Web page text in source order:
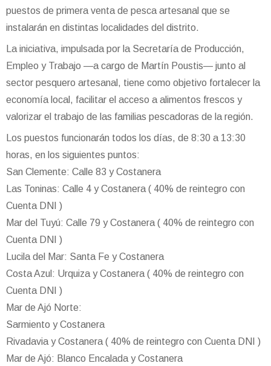
puestos de primera venta de pesca artesanal que se
instalarán en distintas localidades del distrito.
La iniciativa, impulsada por la Secretaría de Producción,
Empleo y Trabajo —a cargo de Martín Poustis— junto al
sector pesquero artesanal, tiene como objetivo fortalecer la
economía local, facilitar el acceso a alimentos frescos y
valorizar el trabajo de las familias pescadoras de la región.
Los puestos funcionarán todos los días, de 8:30 a 13:30
horas, en los siguientes puntos:
San Clemente: Calle 83 y Costanera
Las Toninas: Calle 4 y Costanera ( 40% de reintegro con
Cuenta DNI )
Mar del Tuyú: Calle 79 y Costanera ( 40% de reintegro con
Cuenta DNI )
Lucila del Mar: Santa Fe y Costanera
Costa Azul: Urquiza y Costanera ( 40% de reintegro con
Cuenta DNI )
Mar de Ajó Norte:
Sarmiento y Costanera
Rivadavia y Costanera ( 40% de reintegro con Cuenta DNI )
Mar de Ajó: Blanco Encalada y Costanera